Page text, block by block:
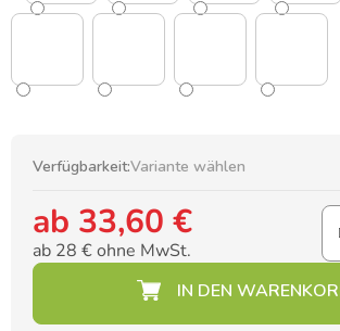
Verfügbarkeit:Variante wählen
ab 33,60 €
ab 28 €ohne MwSt.